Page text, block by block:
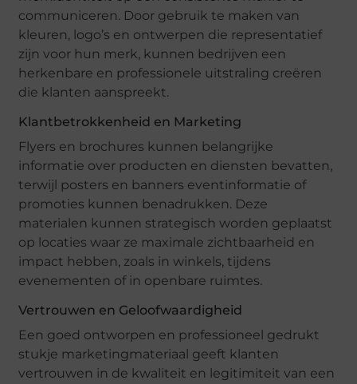
communiceren. Door gebruik te maken van
kleuren, logo’s en ontwerpen die representatief
zijn voor hun merk, kunnen bedrijven een
herkenbare en professionele uitstraling creëren
die klanten aanspreekt.
Klantbetrokkenheid en Marketing
Flyers en brochures kunnen belangrijke
informatie over producten en diensten bevatten,
terwijl posters en banners eventinformatie of
promoties kunnen benadrukken. Deze
materialen kunnen strategisch worden geplaatst
op locaties waar ze maximale zichtbaarheid en
impact hebben, zoals in winkels, tijdens
evenementen of in openbare ruimtes.
Vertrouwen en Geloofwaardigheid
Een goed ontworpen en professioneel gedrukt
stukje marketingmateriaal geeft klanten
vertrouwen in de kwaliteit en legitimiteit van een